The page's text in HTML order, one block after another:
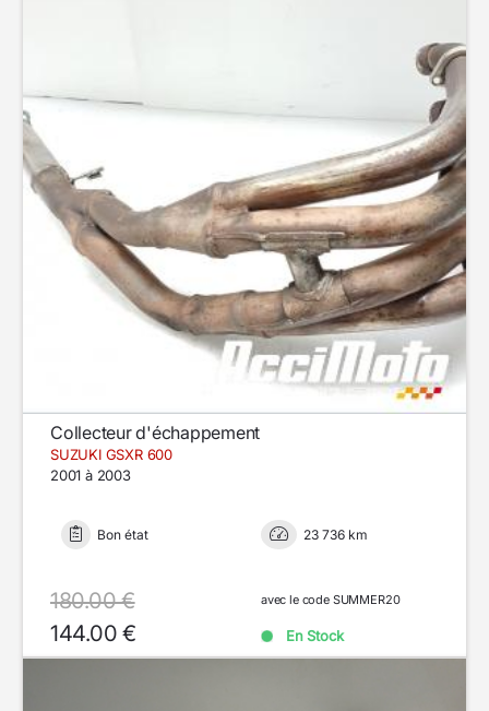
Collecteur d'échappement
SUZUKI GSXR 600
2001 à 2003
Bon état 23 736 km
180.00 €
144.00 €
avec le code SUMMER20
En Stock